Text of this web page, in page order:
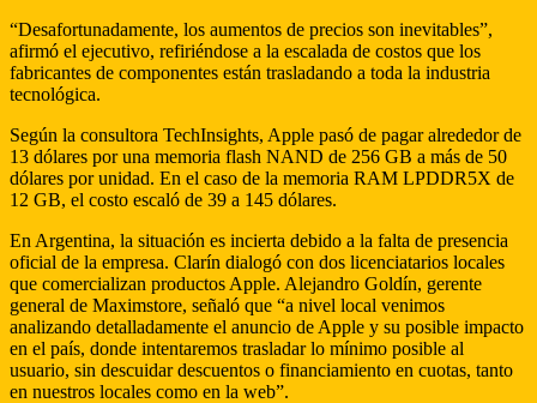
“Desafortunadamente, los aumentos de precios son inevitables”,
afirmó el ejecutivo, refiriéndose a la escalada de costos que los
fabricantes de componentes están trasladando a toda la industria
tecnológica.
Según la consultora TechInsights, Apple pasó de pagar alrededor de
13 dólares por una memoria flash NAND de 256 GB a más de 50
dólares por unidad. En el caso de la memoria RAM LPDDR5X de
12 GB, el costo escaló de 39 a 145 dólares.
En Argentina, la situación es incierta debido a la falta de presencia
oficial de la empresa. Clarín dialogó con dos licenciatarios locales
que comercializan productos Apple. Alejandro Goldín, gerente
general de Maximstore, señaló que “a nivel local venimos
analizando detalladamente el anuncio de Apple y su posible impacto
en el país, donde intentaremos trasladar lo mínimo posible al
usuario, sin descuidar descuentos o financiamiento en cuotas, tanto
en nuestros locales como en la web”.